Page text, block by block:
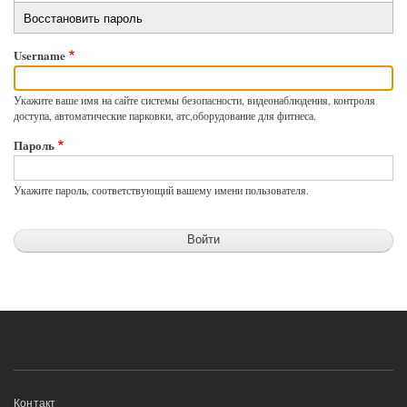
tabs
вкладка)
Восстановить пароль
Username
Укажите ваше имя на сайте системы безопасности, видеонаблюдения, контроля
доступа, автоматические парковки, атс,оборудование для фитнеса.
Пароль
Укажите пароль, соответствующий вашему имени пользователя.
Меню
Контакт